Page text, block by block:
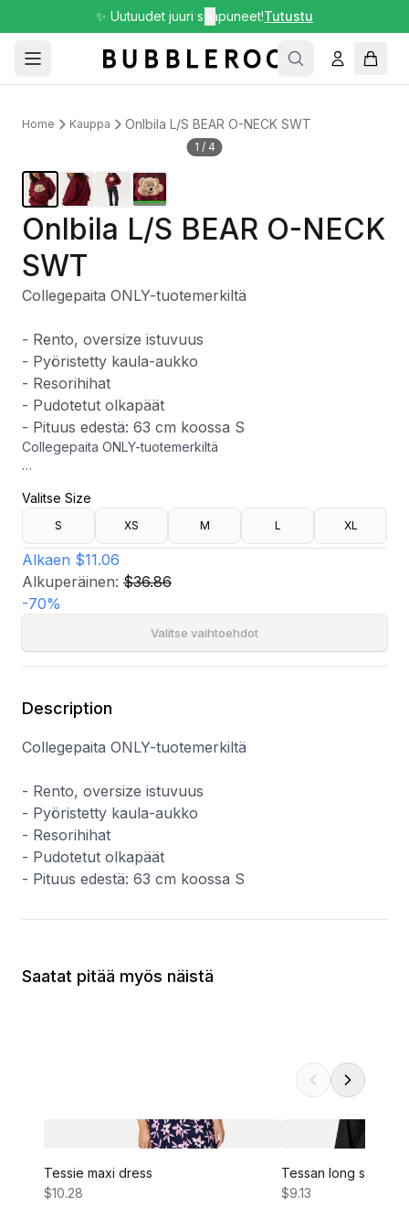
✨ Uutuudet juuri saapuneet!Tutustu
Home Kauppa Onlbila L/S BEAR O-NECK SWT
1 / 4
Onlbila L/S BEAR O-NECK
SWT
Collegepaita ONLY-tuotemerkiltä
- Rento, oversize istuvuus
- Pyöristetty kaula-aukko
- Resorihihat
- Pudotetut olkapäät
- Pituus edestä: 63 cm koossa S
Collegepaita ONLY-tuotemerkiltä
- Pyöristetty kaula-aukko
- Resorihihat
- Pudotetut olkapäät
- Pituus edestä: 63 cm koossa S
Valitse Size
S XS M L XL
Alkaen $11.06
Alkuperäinen: $36.86
-70%
Valitse vaihtoehdot
Description
Collegepaita ONLY-tuotemerkiltä
- Rento, oversize istuvuus
- Pyöristetty kaula-aukko
- Resorihihat
- Pudotetut olkapäät
- Pituus edestä: 63 cm koossa S
Saatat pitää myös näistä
Tessie maxi dress
$10.28
Tessan long sleeve
$9.13